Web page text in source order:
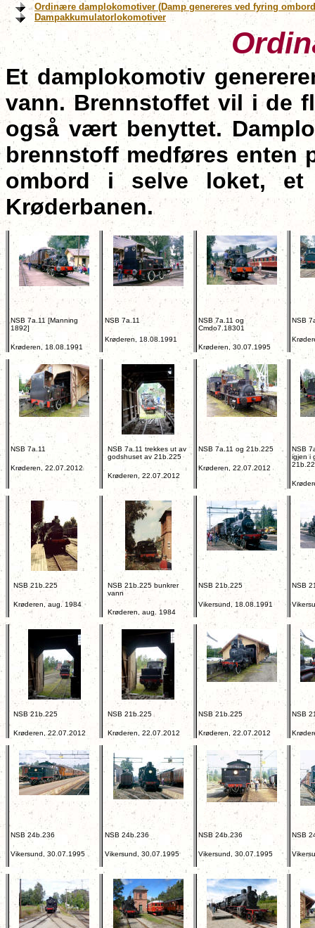
Ordinære damplokomotiver (Damp genereres ved fyring
Dampakkumulatorlokomotiver
Et damplokomotiv
vann. Brennstoffet vil i de
også vært benyttet.
brennstoff medføres enten
ombord i selve loket, et
Krøderbanen.
NSB 7a.11 [Manning
1892]
Krøderen, 18.08.1991
NSB 7a.11
Krøderen, 18.08.1991
NSB 7a.11 og
Cmdo7.18301
Krøderen, 30.07.1995
NSB
NSB 7a.11
Krøderen, 22.07.2012
NSB 7a.11 trekkes ut av
godshuset av 21b.225
Krøderen, 22.07.2012
NSB 7a.11 og 21b.225
Krøderen, 22.07.2012
NSB
igjen i
NSB 21b.225
Krøderen, aug. 1984
NSB 21b.225 bunkrer
vann
Krøderen, aug. 1984
NSB 21b.225
Vikersund, 18.08.1991
NSB
NSB 21b.225
Krøderen, 22.07.2012
NSB 21b.225
Krøderen, 22.07.2012
NSB 21b.225
Krøderen, 22.07.2012
NSB
NSB 24b.236
Vikersund, 30.07.1995
NSB 24b.236
Vikersund, 30.07.1995
NSB 24b.236
Vikersund, 30.07.1995
NSB